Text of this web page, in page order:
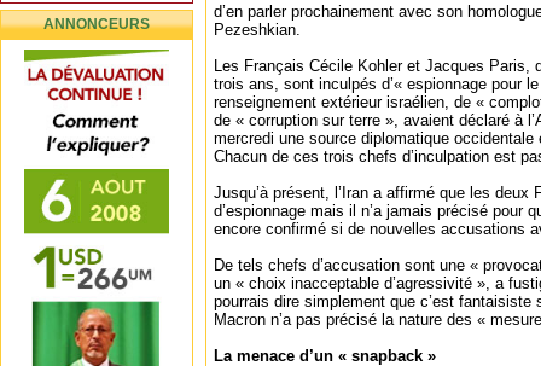
ANNONCEURS
d’en parler prochainement avec son
Pezeshkian.
Les Français Cécile Kohler et Jacques Paris,
trois ans, sont inculpés d’« espionnage pour
renseignement extérieur israélien, de «
de « corruption sur terre », avaient déclaré à
mercredi une source diplomatique occidentale
Chacun de ces trois chefs d’inculpation est
Jusqu’à présent, l’Iran a affirmé que les deux
d’espionnage mais il n’a jamais précisé pour
encore confirmé si de nouvelles accusations
De tels chefs d’accusation sont une «
un « choix inacceptable d’agressivité », a
pourrais dire simplement que c’est fantaisiste
Macron n’a pas précisé la nature des «
La menace d’un « snapback »